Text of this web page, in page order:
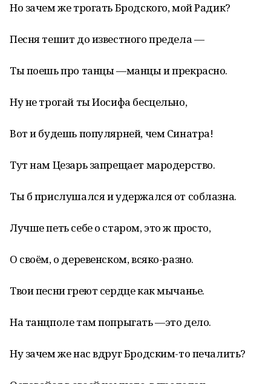
Но зачем же трогать Бродского, мой Радик?
Песня тешит до известного предела —
Ты поешь про танцы —манцы и прекрасно.
Ну не трогай ты Иосифа бесцельно,
Вот и будешь популярней, чем Синатра!
Тут нам Цезарь запрещает мародерство.
Ты б прислушался и удержался от соблазна.
Лучше петь себе о старом, это ж просто,
О своём, о деревенском, всяко-разно.
Твои песни греют сердце как мычанье.
На танцполе там попрыгать —это дело.
Ну зачем же нас вдруг Бродским-то печалить?